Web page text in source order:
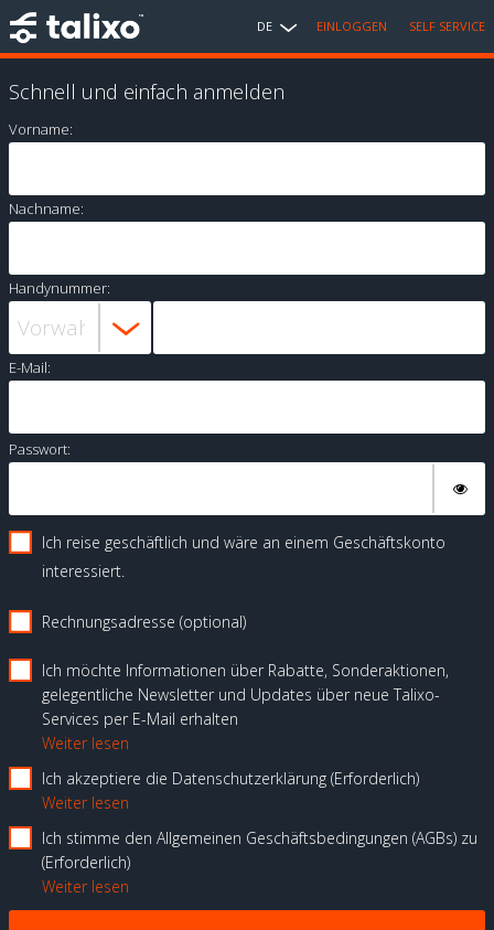
DE EINLOGGEN SELF SERVICE
Schnell und einfach anmelden
Vorname:
Nachname:
Handynummer:
E-Mail:
Passwort:
Ich reise geschäftlich und wäre an einem Geschäftskonto
interessiert.
Rechnungsadresse (optional)
Ich möchte Informationen über Rabatte, Sonderaktionen,
gelegentliche Newsletter und Updates über neue Talixo-
Services per E-Mail erhalten
Weiter lesen
Ich akzeptiere die Datenschutzerklärung Erforderlich
Weiter lesen
Ich stimme den Allgemeinen Geschäftsbedingungen (AGBs) zu
Erforderlich
Weiter lesen